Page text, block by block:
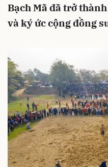
Bạch Mã đã trở
và ký ức cộng đồng